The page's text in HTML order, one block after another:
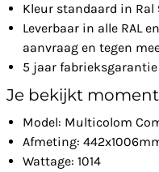
Kleur standaard in Ral
Leverbaar in alle RAL
aanvraag en tegen
5 jaar fabrieksgarantie
Je bekijkt
Model: Multicolom
Afmeting:
Wattage: 1014